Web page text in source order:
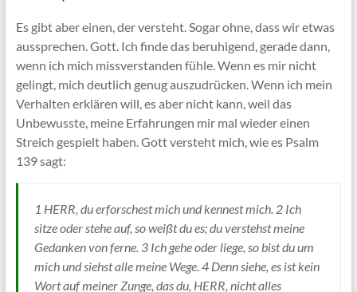
Es gibt aber einen, der versteht. Sogar ohne, dass wir etwas
aussprechen. Gott. Ich finde das beruhigend, gerade dann,
wenn ich mich missverstanden fühle. Wenn es mir nicht
gelingt, mich deutlich genug auszudrücken. Wenn ich mein
Verhalten erklären will, es aber nicht kann, weil das
Unbewusste, meine Erfahrungen mir mal wieder einen
Streich gespielt haben. Gott versteht mich, wie es Psalm
139 sagt:
1 HERR, du erforschest mich und kennest mich. 2 Ich
sitze oder stehe auf, so weißt du es; du verstehst meine
Gedanken von ferne. 3 Ich gehe oder liege, so bist du um
mich und siehst alle meine Wege. 4 Denn siehe, es ist kein
Wort auf meiner Zunge, das du, HERR, nicht alles